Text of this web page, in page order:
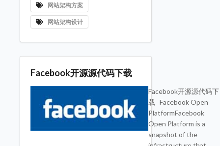
网站架构方案
网站架构设计
Facebook开源源代码下载
Facebook开源源代码下
载 Facebook Open
PlatformFacebook
Open Platform is a
snapshot of the